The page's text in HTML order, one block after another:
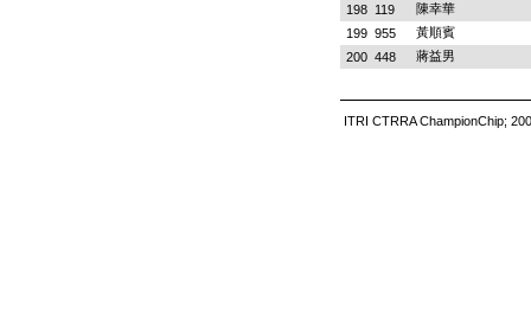
198 119
陳幸華
199 955
黃順賓
200 448 蔣益男
ITRI CTRRA ChampionChip;